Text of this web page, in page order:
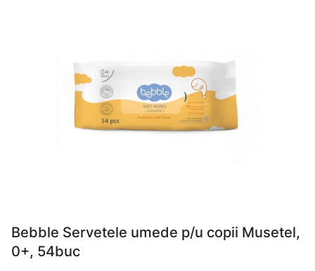
Bebble Servetele umede p/u copii Musetel,
0+, 54buc